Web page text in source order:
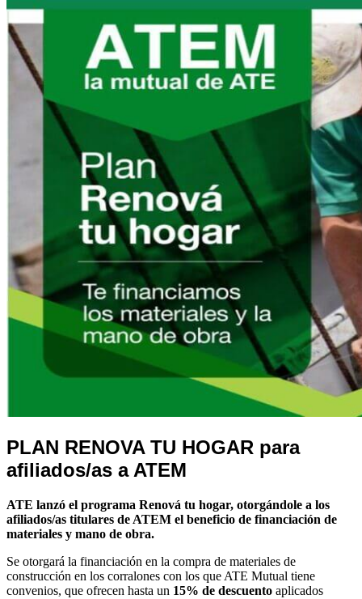
PLAN RENOVA TU HOGAR para
afiliados/as a ATEM
ATE lanzó el programa Renová tu hogar, otorgándole a los
afiliados/as titulares de ATEM el beneficio de financiación de
materiales y mano de obra.
Se otorgará la financiación en la compra de materiales de
construcción en los corralones con los que ATE Mutual tiene
convenios, que ofrecen hasta un 15% de descuento aplicados